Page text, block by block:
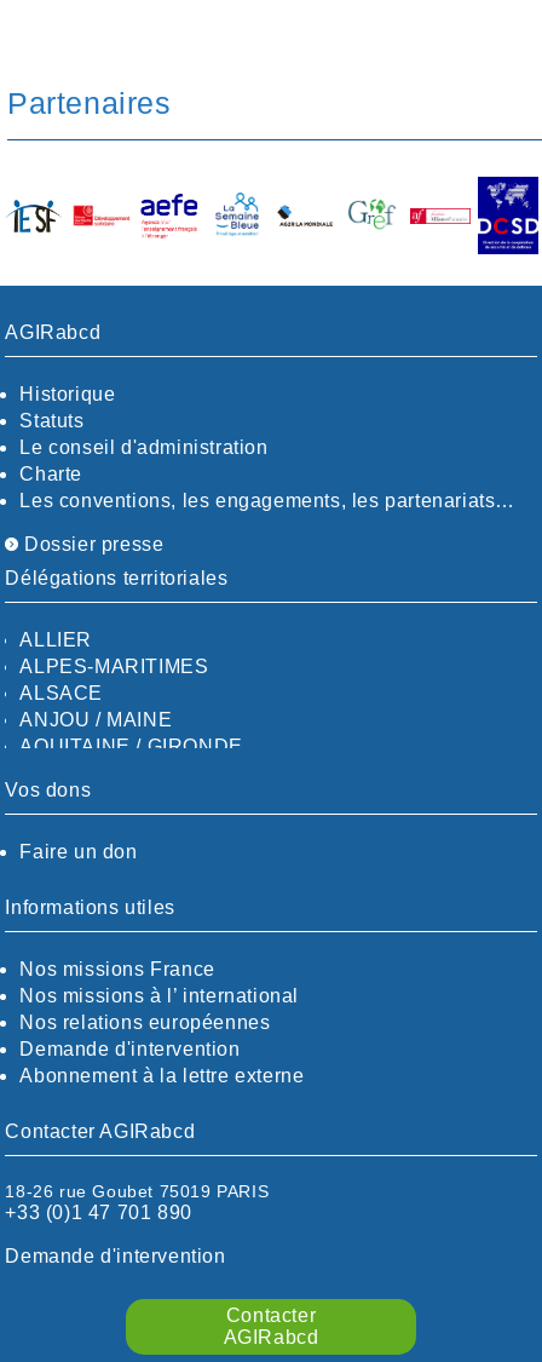
Partenaires
AGIRabcd
Historique
Statuts
Le conseil d'administration
Charte
Les conventions, les engagements, les partenariats…
Dossier presse
Délégations territoriales
ALLIER
ALPES-MARITIMES
ALSACE
ANJOU / MAINE
AQUITAINE / GIRONDE
AUDE
CALVADOS-ORNE
CHARENTE-MARITIME
CÖTE-D'OR
CÖTES-D'ARMOR
DORDOGNE
DRÖME / ARDÈCHE
ESSONNE
EURE-ET-LOIR
FINISTÈRE
HAUTES-PYRÉNÉES
HÉRAULT
ILLE ET VILAINE
Vos dons
Faire un don
Informations utiles
Nos missions France
Nos missions à l’ international
Nos relations européennes
Demande d'intervention
Abonnement à la lettre externe
Contacter AGIRabcd
18-26 rue Goubet 75019 PARIS
+33 (0)1 47 701 890
Demande d'intervention
Contacter
AGIRabcd